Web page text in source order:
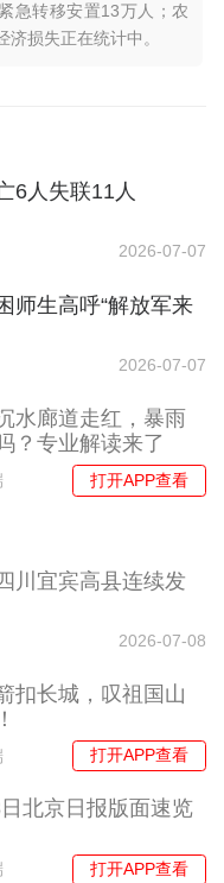
急转移安置13万人；农
损失正在统计中。
6人失联11人
2026-07-07
师生高呼“解放军来
2026-07-07
水廊道走红，暴雨
？专业解读来了
打开APP查看
川宜宾高县连续发
2026-07-08
扣长城，叹祖国山
打开APP查看
北京日报版面速览
打开APP查看